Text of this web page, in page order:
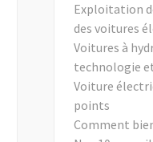
Exploitation
des voitures
Voitures à
technologie
Voiture
points
Comment